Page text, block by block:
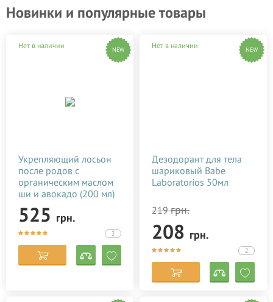
Новинки и популярные товары
Нет в наличии NEW
Укрепляющий лосьон
после родов с
органическим маслом
ши и авокадо (200 мл)
525 грн.
2
Нет в наличии NEW
Дезодорант для тела
шариковый Babe
Laboratorios 50мл
219грн.
208 грн.
2